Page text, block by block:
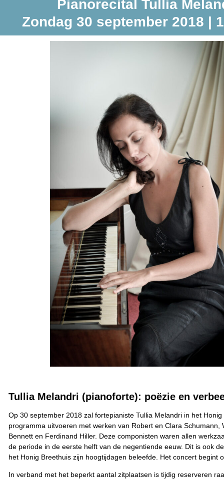
Pianorecital Tullia
Zondag 30 september 2018 |
Tullia Melandri (pianoforte): poëzie en
Op 30 september 2018 zal fortepianiste Tullia Melandri in het
programma uitvoeren met werken van Robert en Clara Schumann,
Bennett en Ferdinand Hiller. Deze componisten waren allen
de periode in de eerste helft van de negentiende eeuw. Dit is ook
het Honig Breethuis zijn hoogtijdagen beleefde. Het concert begint
In verband met het beperkt aantal zitplaatsen is tijdig reserveren